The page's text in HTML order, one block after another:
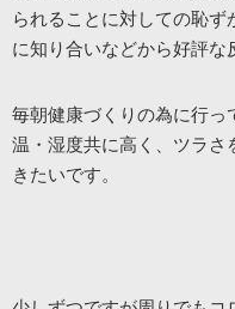
られることに対しての恥
に知り合いなどから好評な
毎朝健康づくりの為に行っ
温・湿度共に高く、ツラさ
きたいです。